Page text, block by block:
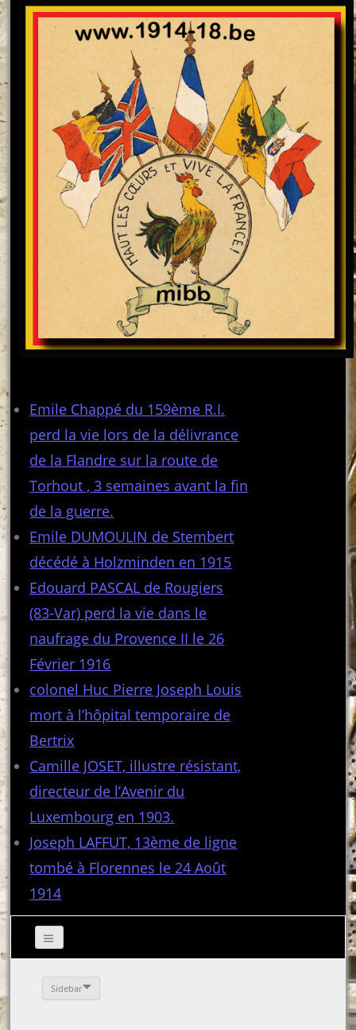
Emile Chappé du 159ème R.I.
perd la vie lors de la délivrance
de la Flandre sur la route de
Torhout , 3 semaines avant la fin
de la guerre.
Emile DUMOULIN de Stembert
décédé à Holzminden en 1915
Edouard PASCAL de Rougiers
(83-Var) perd la vie dans le
naufrage du Provence II le 26
Février 1916
colonel Huc Pierre Joseph Louis
mort à l’hôpital temporaire de
Bertrix
Camille JOSET, illustre résistant,
directeur de l’Avenir du
Luxembourg en 1903.
Joseph LAFFUT, 13ème de ligne
tombé à Florennes le 24 Août
1914
Sidebar